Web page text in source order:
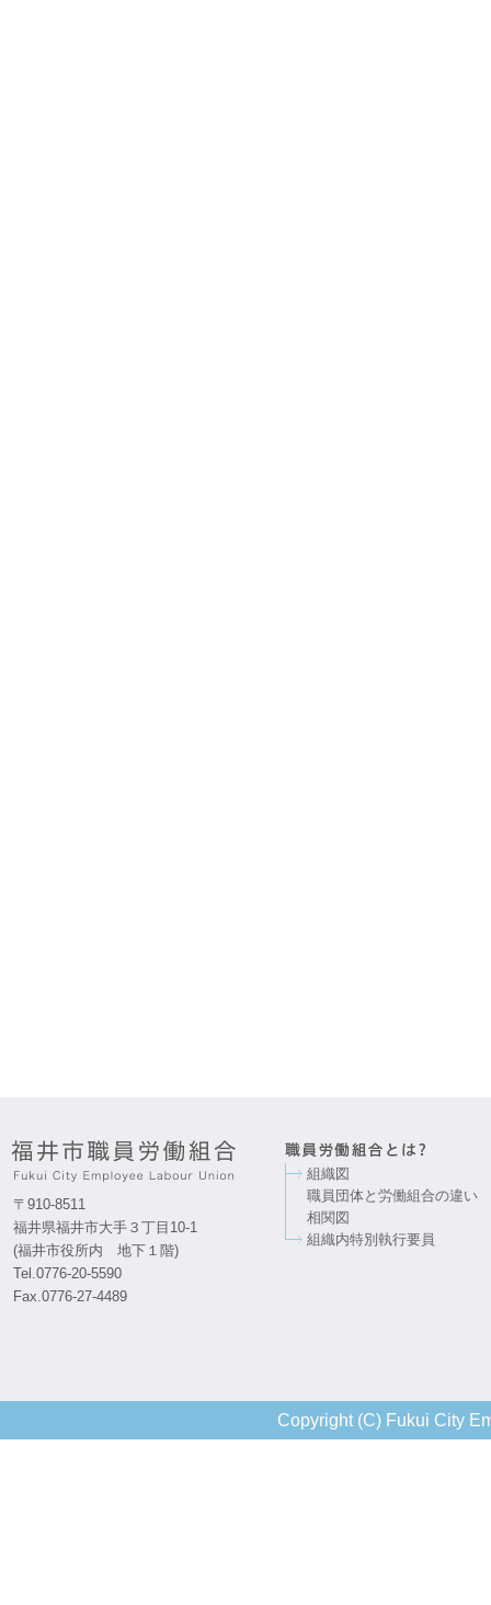
〒910-8511
福井県福井市大手３丁目10-1
(福井市役所内 地下１階)
Tel.0776-20-5590
Fax.0776-27-4489
組織図
職員団体と労働組合の違い
相関図
組織内特別執行要員
Copyright (C) Fukui City